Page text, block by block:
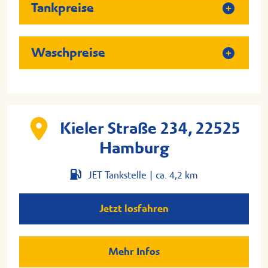
Tankpreise
Waschpreise
Kieler Straße 234, 22525
Hamburg
JET Tankstelle | ca. 4,2 km
Jetzt losfahren
Mehr Infos